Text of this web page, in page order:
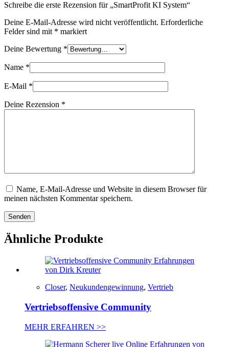
Schreibe die erste Rezension für „SmartProfit KI System“
Deine E-Mail-Adresse wird nicht veröffentlicht. Erforderliche
Felder sind mit * markiert
Deine Bewertung *
Name *
E-Mail *
Deine Rezension *
Name, E-Mail-Adresse und Website in diesem Browser für
meinen nächsten Kommentar speichern.
Senden
Ähnliche Produkte
Closer, Neukundengewinnung, Vertrieb
Vertriebsoffensive Community
MEHR ERFAHREN >>